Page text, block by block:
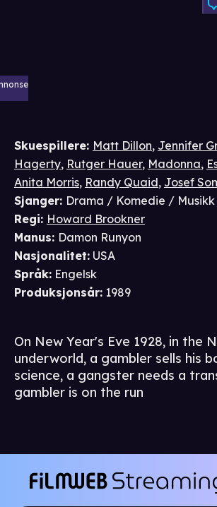
Skuespillere: Matt Dillon, Jennifer
Hagerty, Rutger Hauer, Madonna,
Anita Morris, Randy Quaid, Josef
Sjanger: Drama / Komedie /
Regi: Howard Brookner
Manus: Damon Runyon
Nasjonalitet: USA
Språk: Engelsk
Produksjonsår: 1989
On New Year's Eve 1928, in the
underworld, a gambler sells his
science, a gangster needs a
gambler is on the run